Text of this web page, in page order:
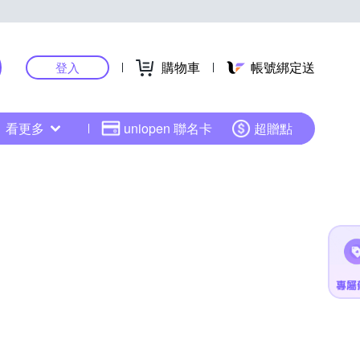
登入 購物車 帳號綁定送
看更多 uniopen 聯名卡 超贈點